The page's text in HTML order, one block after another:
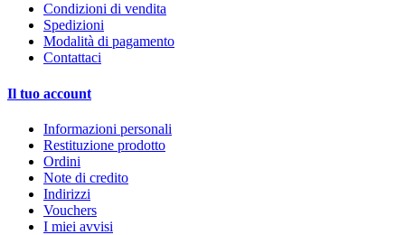
Condizioni di vendita
Spedizioni
Modalità di pagamento
Contattaci
Il tuo account
Informazioni personali
Restituzione prodotto
Ordini
Note di credito
Indirizzi
Vouchers
I miei avvisi